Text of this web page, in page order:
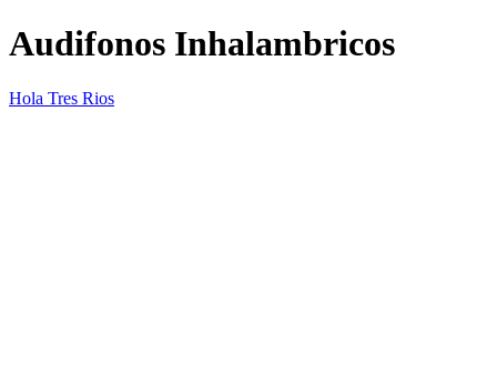
Audifonos Inhalambricos
Hola Tres Rios